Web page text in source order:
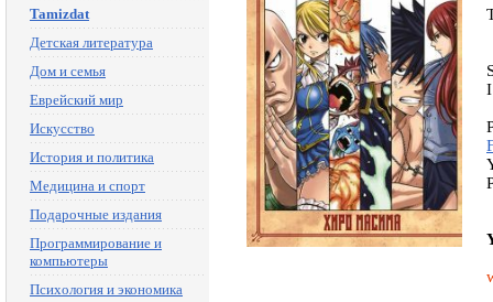
Tamizdat
Детская литература
Дом и семья
Еврейский мир
Искусство
История и политика
Медицина и спорт
Подарочные издания
Программирование и
компьютеры
Психология и экономика